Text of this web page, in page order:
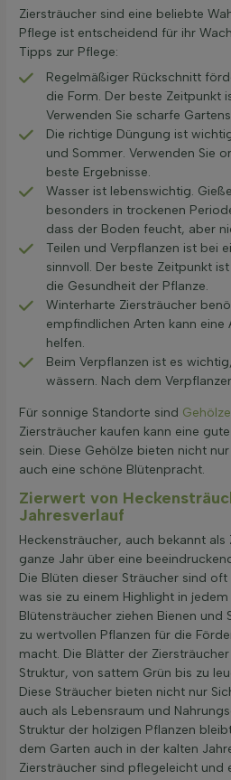
Ziersträucher sind eine beliebte
Pflege ist entscheidend für ihr
Tipps zur Pflege:
Regelmäßiger Rückschnitt
die Form. Der beste Zeitpunkt
Verwenden Sie scharfe
Die richtige Düngung ist
und Sommer. Verwenden Sie
beste Ergebnisse.
Wasser ist lebenswichtig.
besonders in trockenen
dass der Boden feucht, aber
Teilen und Verpflanzen ist bei
sinnvoll. Der beste Zeitpunkt
die Gesundheit der Pflanze.
Winterharte Ziersträucher
empfindlichen Arten kann eine
helfen.
Beim Verpflanzen ist es
wässern. Nach dem
Für sonnige Standorte sind
Ziersträucher kaufen kann eine
sein. Diese Gehölze bieten nicht
auch eine schöne Blütenpracht.
Zierwert von
Jahresverlauf
Heckensträucher, auch bekannt
ganze Jahr über eine
Die Blüten dieser Sträucher sind
was sie zu einem Highlight in
Blütensträucher ziehen Bienen und
zu wertvollen Pflanzen für die
macht. Die Blätter der
Struktur, von sattem Grün bis zu
Diese Sträucher bieten nicht nur
auch als Lebensraum und
Struktur der holzigen Pflanzen
dem Garten auch in der kalten
Ziersträucher sind pflegeleicht und